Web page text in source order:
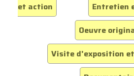
et action
Entretien
Oeuvre
Visite d'exposition